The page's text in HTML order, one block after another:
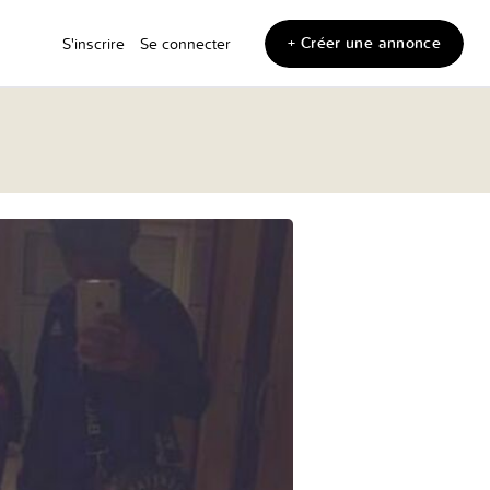
S'inscrire Se connecter + Créer une annonce